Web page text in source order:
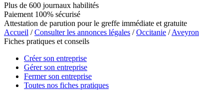
Plus de 600 journaux habilités
Paiement 100% sécurisé
Attestation de parution pour le greffe immédiate et gratuite
Accueil /Consulter les annonces légales /Occitanie /Aveyron
Fiches pratiques et conseils
Créer son entreprise
Gérer son entreprise
Fermer son entreprise
Toutes nos fiches pratiques